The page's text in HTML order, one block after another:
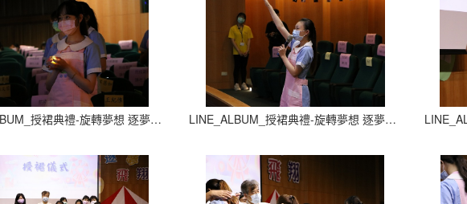
LINE_ALBUM_授裙典禮-旋轉夢想 逐夢飛翔_210927_9 LINE_ALBUM_授裙典禮-旋轉夢想 逐夢飛翔_210927_10